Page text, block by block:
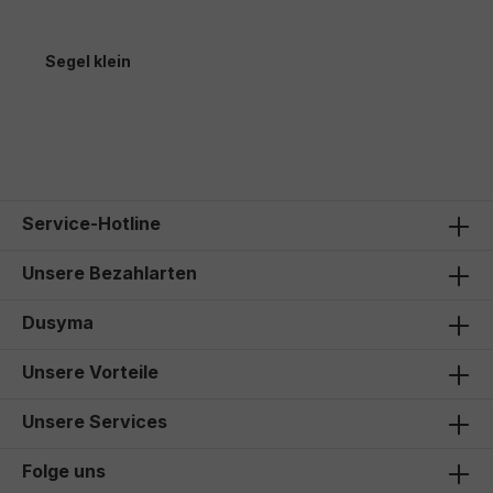
Segel klein
Service-Hotline
Unsere Bezahlarten
Dusyma
Unsere Vorteile
Unsere Services
Folge uns